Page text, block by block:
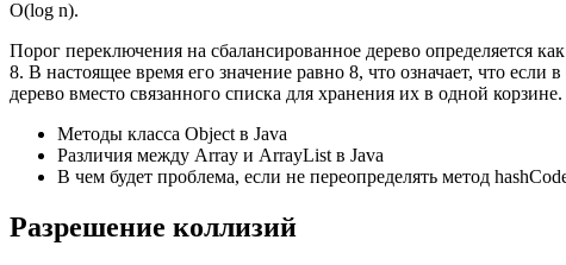
O(log n).
Порог переключения на сбалансированное дерево определяется
8. В настоящее время его значение равно 8, что означает, что если
дерево вместо связанного списка для хранения их в одной корзине.
Методы класса Object в Java
Различия между Array и ArrayList в Java
В чем будет проблема, если не переопределять метод
Разрешение коллизий